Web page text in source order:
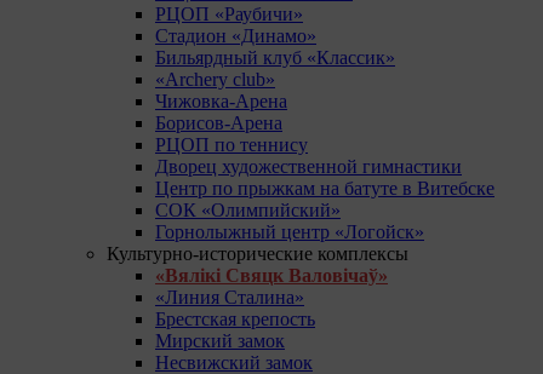
РЦОП «Раубичи»
Стадион «Динамо»
Бильярдный клуб «Классик»
«Archery club»
Чижовка-Арена
Борисов-Арена
РЦОП по теннису
Дворец художественной гимнастики
Центр по прыжкам на батуте в Витебске
СОК «Олимпийский»
Горнолыжный центр «Логойск»
Культурно-исторические комплексы
«Вялікі Свяцк Валовічаў»
«Линия Сталина»
Брестская крепость
Мирский замок
Несвижский замок